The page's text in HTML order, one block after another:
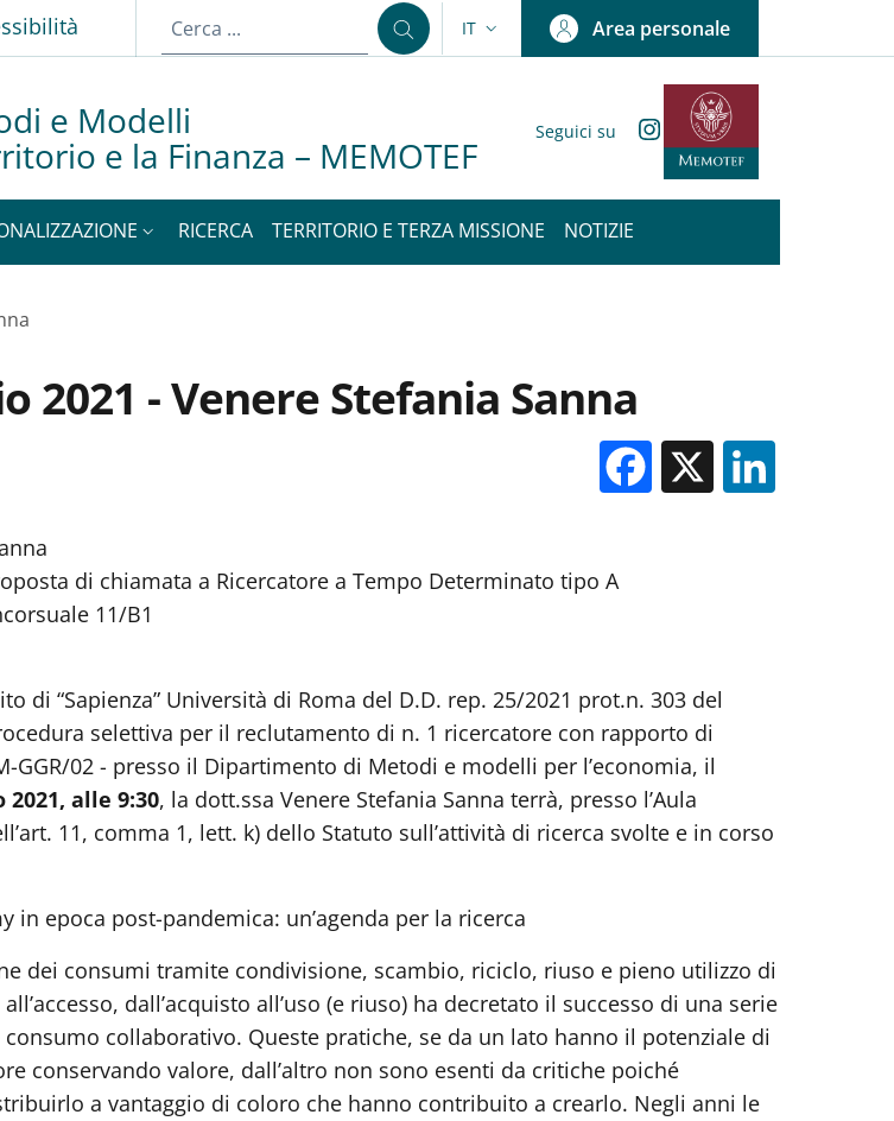
SELETTORE LINGUA: CURRENT LANGUAGE
IT Area personale
e Modelli
e la Finanza – MEMOTEF
Seguici su Instagram
RICERCA TERRITORIO E TERZA MISSIONE NOTIZIE
2021 - Venere Stefania Sanna
Facebook
X
di chiamata a Ricercatore a Tempo Determinato tipo A
11/B1
di “Sapienza” Università di Roma del D.D. rep. 25/2021 prot.n. 303 del
selettiva per il reclutamento di n. 1 ricercatore con rapporto di
GGR/02 - presso il Dipartimento di Metodi e modelli per l’economia, il
2021, alle 9:30, la dott.ssa Venere Stefania Sanna terrà, presso l’Aula
11, comma 1, lett. k) dello Statuto sull’attività di ricerca svolte e in corso
epoca post-pandemica: un’agenda per la ricerca
dei consumi tramite condivisione, scambio, riciclo, riuso e pieno utilizzo di
dall’acquisto all’uso (e riuso) ha decretato il successo di una serie
collaborativo. Queste pratiche, se da un lato hanno il potenziale di
conservando valore, dall’altro non sono esenti da critiche poiché
a vantaggio di coloro che hanno contribuito a crearlo. Negli anni le